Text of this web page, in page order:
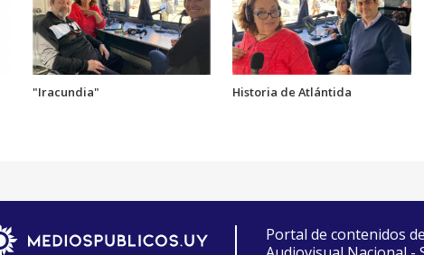
"Iracundia" Historia de Atlántida
Portal de contenidos